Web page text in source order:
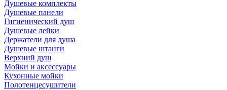
Душевые комплекты
Душевые панели
Гигиенический душ
Душевые лейки
Держатели для душа
Душевые штанги
Верхний душ
Мойки и аксессуары
Кухонные мойки
Полотенцесушители